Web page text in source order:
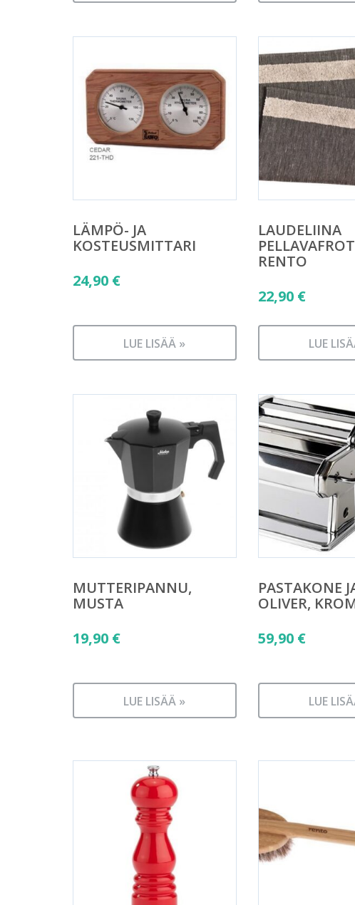
LÄMPÖ- JA
KOSTEUSMITTARI
24,90 €
LUE LISÄÄ »
LAUDELIINA
RENTO
22,90 €
LUE
MUTTERIPANNU,
MUSTA
19,90 €
LUE LISÄÄ »
PASTAKONE
OLIVER,
59,90 €
LUE